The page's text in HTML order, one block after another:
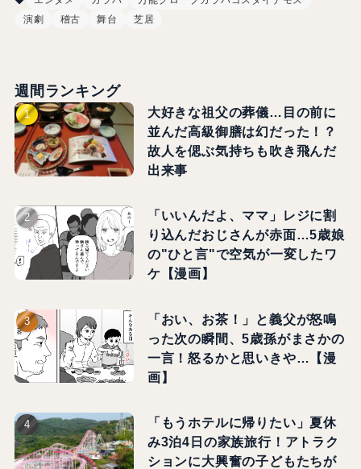
演劇
稽古 舞台 芝居
週間ランキング
大好きな祖父の葬儀…目の前に
並んだ高級御膳は幻だった！？
故人を偲ぶ気持ちも吹き飛んだ
出来事
「いいんだよ、ママ」レジに割
り込んだおじさんが赤面…5歳娘
の"ひと言"で空気が一変したワ
ケ【漫画】
「おい、お茶！」と義父が怒鳴
った次の瞬間、5歳孫がまさかの
一言！怒るかと思いきや…【漫
画】
「もうホテルに帰りたい」夏休
み3泊4日の家族旅行！アトラク
ションに大興奮の子どもたちが